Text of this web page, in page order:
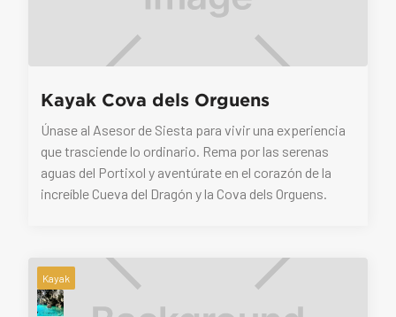
Kayak Cova dels Orguens
Únase al Asesor de Siesta para vivir una experiencia
que trasciende lo ordinario. Rema por las serenas
aguas del Portixol y aventúrate en el corazón de la
increíble Cueva del Dragón y la Cova dels Orguens.
Kayak